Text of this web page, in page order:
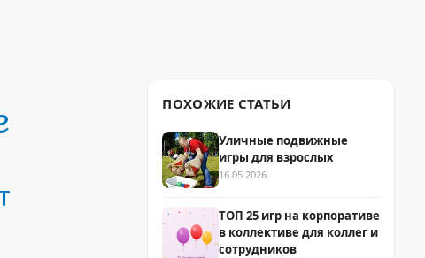
ПОХОЖИЕ СТАТЬИ
Уличные подвижные
игры для взрослых
16.05.2026
ТОП 25 игр на корпоративе
в коллективе для коллег и
сотрудников